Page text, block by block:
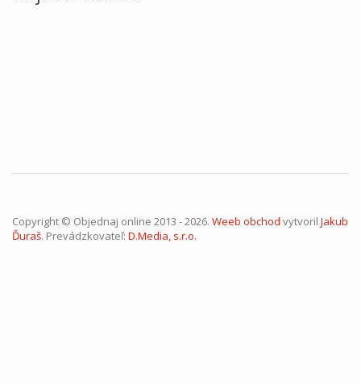
Copyright © Objednaj online 2013 - 2026. Weeb obchod vytvoril Jakub
Ďuraš. Prevádzkovateľ: D.Media, s.r.o.